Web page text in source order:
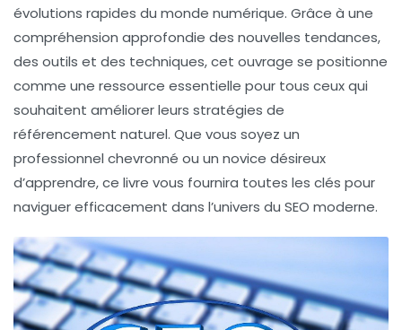
évolutions rapides du monde numérique. Grâce à une
compréhension approfondie des nouvelles tendances,
des outils et des techniques, cet ouvrage se positionne
comme une ressource essentielle pour tous ceux qui
souhaitent améliorer leurs stratégies de
référencement naturel. Que vous soyez un
professionnel chevronné ou un novice désireux
d’apprendre, ce livre vous fournira toutes les clés pour
naviguer efficacement dans l’univers du SEO moderne.